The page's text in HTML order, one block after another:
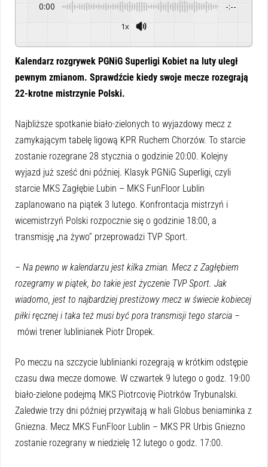
0:00 -:--
1x
Kalendarz rozgrywek PGNiG Superligi Kobiet na luty uległ
pewnym zmianom. Sprawdźcie kiedy swoje mecze rozegrają
22-krotne mistrzynie Polski.
Najbliższe spotkanie biało-zielonych to wyjazdowy mecz z
zamykającym tabelę ligową KPR Ruchem Chorzów. To starcie
zostanie rozegrane 28 stycznia o godzinie 20:00. Kolejny
wyjazd już sześć dni później. Klasyk PGNiG Superligi, czyli
starcie MKS Zagłębie Lubin – MKS FunFloor Lublin
zaplanowano na piątek 3 lutego. Konfrontacja mistrzyń i
wicemistrzyń Polski rozpocznie się o godzinie 18:00, a
transmisję „na żywo” przeprowadzi TVP Sport.
– Na pewno w kalendarzu jest kilka zmian. Mecz z Zagłębiem
rozegramy w piątek, bo takie jest życzenie TVP Sport. Jak
wiadomo, jest to najbardziej prestiżowy mecz w świecie kobiecej
piłki ręcznej i taka też musi być pora transmisji tego starcia –
mówi trener lublinianek Piotr Dropek.
Po meczu na szczycie lublinianki rozegrają w krótkim odstępie
czasu dwa mecze domowe. W czwartek 9 lutego o godz. 19:00
biało-zielone podejmą MKS Piotrcovię Piotrków Trybunalski.
Zaledwie trzy dni później przywitają w hali Globus beniaminka z
Gniezna. Mecz MKS FunFloor Lublin – MKS PR Urbis Gniezno
zostanie rozegrany w niedzielę 12 lutego o godz. 17:00.